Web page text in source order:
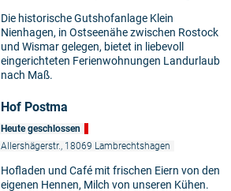
Die historische Gutshofanlage Klein
Nienhagen, in Ostseenähe zwischen Rostock
und Wismar gelegen, bietet in liebevoll
eingerichteten Ferienwohnungen Landurlaub
nach Maß.
Hof Postma
Heute geschlossen
Allershägerstr., 18069 Lambrechtshagen
Hofladen und Café mit frischen Eiern von den
eigenen Hennen, Milch von unseren Kühen.